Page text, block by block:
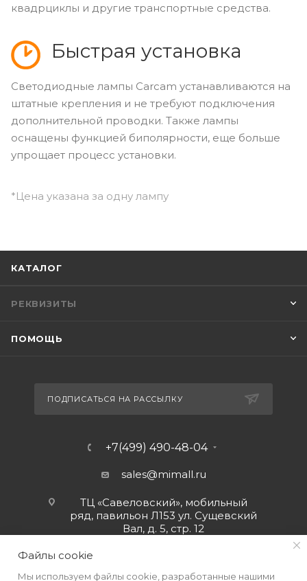
квадрциклы и другие транспортные средства.
Быстрая установка
Светодиодные лампы Carcam устанавливаются на
штатные крепления и не требуют подключения
дополнительной проводки. Также лампы
оснащены функцией биполярности, еще больше
упрощает процесс установки.
*Цена указана за одну лампу
КАТАЛОГ
РЕКВИЗИТЫ
ПОМОЩЬ
ПОДПИСАТЬСЯ НА РАССЫЛКУ
+7(499) 490-48-04
sales@mimall.ru
ТЦ «Савеловский», мобильный
ряд, павильон Л153 ул. Сущевский
Вал, д. 5, стр. 12
Файлы cookie
Мы используем файлы cookie, разработанные нашими